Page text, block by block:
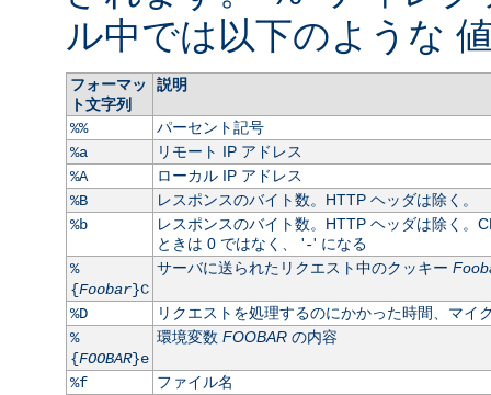
ル中では以下のような
フォーマッ
ト文字列
説明
%%
パーセント記号
%a
リモート IP アドレス
%A
ローカル IP アドレス
%B
レスポンスのバイト数。HTTP ヘッダは除く。
%b
レスポンスのバイト数。HTTP ヘッダは除く。
ときは 0 ではなく、 '-' になる
%
{Foobar}C
サーバに送られたリクエスト中のクッキー
%D
リクエストを処理するのにかかった時間、マイ
%
{FOOBAR}e
環境変数 FOOBARの内容
%f
ファイル名